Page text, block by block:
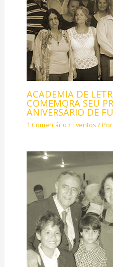
ACADEMIA DE
COMEMORA SEU
ANIVERSÁRIO DE
1 Comentário /Eventos / Por